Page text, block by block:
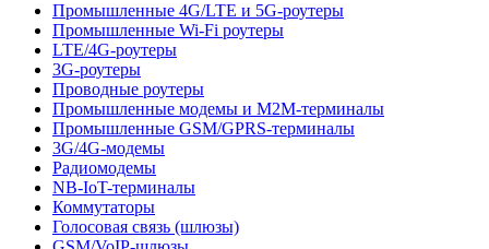
Промышленные 4G/LTE и 5G-роутеры
Промышленные Wi-Fi роутеры
LTE/4G-роутеры
3G-роутеры
Проводные роутеры
Промышленные модемы и M2M-терминалы
Промышленные GSM/GPRS-терминалы
3G/4G-модемы
Радиомодемы
NB-IoT-терминалы
Коммутаторы
Голосовая связь (шлюзы)